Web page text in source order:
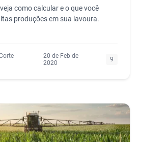
como calcular e o que você
produções em sua lavoura.
20 de Feb de
2020
9